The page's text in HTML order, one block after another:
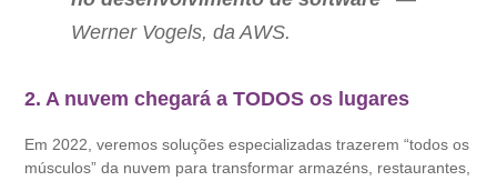
Werner Vogels, da AWS.
2. A nuvem chegará a TODOS os lugares
Em 2022, veremos soluções especializadas trazerem “todos os
músculos” da nuvem para transformar armazéns, restaurantes,